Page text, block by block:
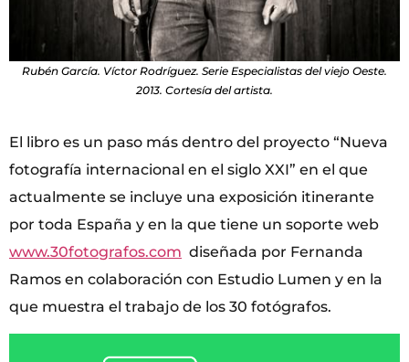
Rubén García. Víctor Rodríguez. Serie Especialistas del viejo Oeste.
2013. Cortesía del artista.
El libro es un paso más dentro del proyecto “Nueva
fotografía internacional en el siglo XXI” en el que
actualmente se incluye una exposición itinerante
por toda España y en la que tiene un soporte web
www.30fotografos.com diseñada por Fernanda
Ramos en colaboración con Estudio Lumen y en la
que muestra el trabajo de los 30 fotógrafos.